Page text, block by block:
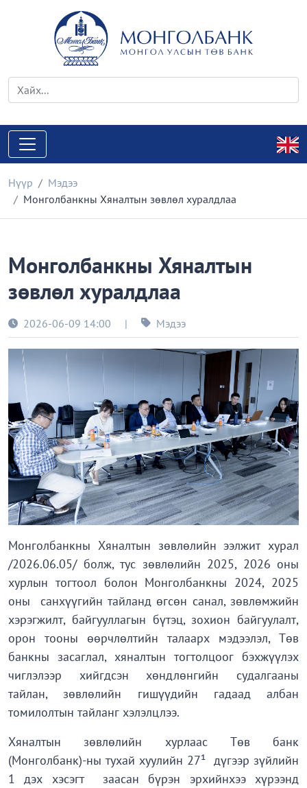
Нүүр
Мэдээ
Монголбанкны Хяналтын зөвлөл хуралдлаа
Монголбанкны Хяналтын
зөвлөл хуралдлаа
2026-06-09 14:00 | Мэдээ
Монголбанкны Хяналтын зөвлөлийн ээлжит хурал
/2026.06.05/ болж, тус зөвлөлийн 2025, 2026 оны
хурлын тогтоол болон Монголбанкны 2024, 2025
оны санхүүгийн тайланд өгсөн санал, зөвлөмжийн
хэрэгжилт, байгууллагын бүтэц, зохион байгуулалт,
орон тооны өөрчлөлтийн талаарх мэдээлэл, Төв
банкны засаглал, хяналтын тогтолцоог бэхжүүлэх
чиглэлээр хийгдсэн хөндлөнгийн судалгааны
тайлан, зөвлөлийн гишүүдийн гадаад албан
томилолтын тайланг хэлэлцлээ.
Хяналтын зөвлөлийн хурлаас Төв банк
(Монголбанк)-ны тухай хуулийн 27¹ дүгээр зүйлийн
1 дэх хэсэгт заасан бүрэн эрхийнхээ хүрээнд